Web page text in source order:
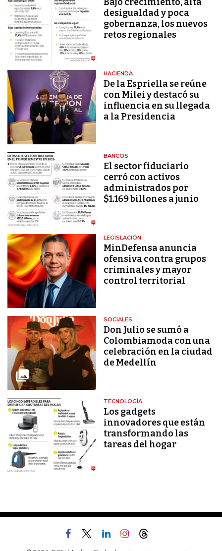
desigualdad y poca
gobernanza, los nuevos
retos regionales
HACIENDA
De la Espriella se reúne
con Milei y destacó su
influencia en su llegada
a la Presidencia
BANCOS
El sector fiduciario
cerró con activos
administrados por
$1.169 billones a junio
LEGISLACIÓN
MinDefensa anuncia
ofensiva contra grupos
criminales y mayor
control territorial
SOCIALES
Don Julio se sumó a
Colombiamoda con una
celebración en la ciudad
de Medellín
TECNOLOGÍA
Los gadgets
innovadores que están
transformando las
tareas del hogar